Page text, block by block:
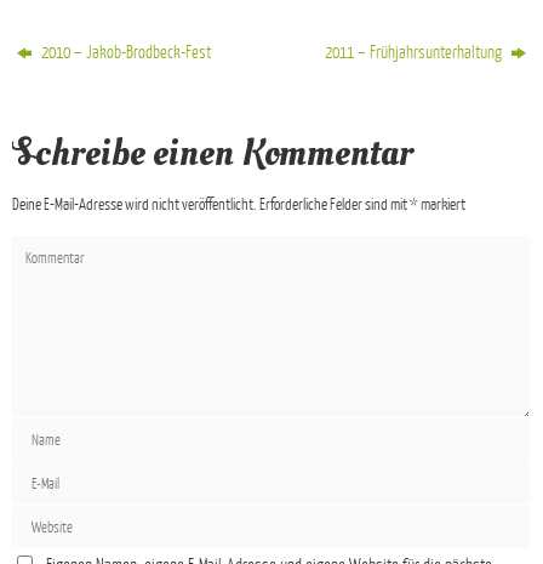
2010 – Jakob-Brodbeck-Fest 2011 – Frühjahrsunterhaltung
Schreibe einen Kommentar
Deine E-Mail-Adresse wird nicht veröffentlicht. Erforderliche Felder sind mit*markiert